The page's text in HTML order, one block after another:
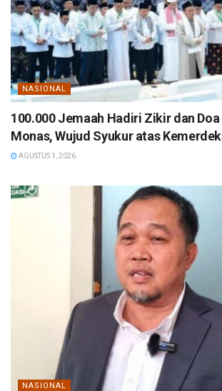
NASIONAL
100.000 Jemaah Hadiri Zikir dan
Monas, Wujud Syukur atas
AGUSTUS 1, 2026
NASIONAL